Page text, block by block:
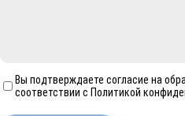
Вы подтверждаете согласие на
соответствии с Политикой